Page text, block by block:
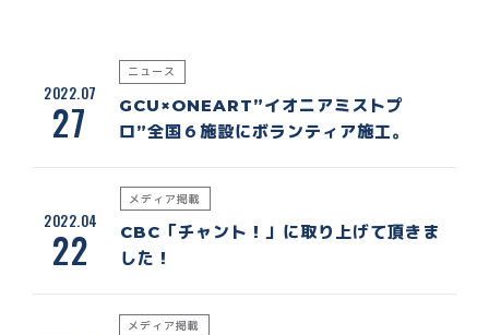
2022.07
27
ニュース
GCU×ONEART”イオニアミストプ
ロ”全国６施設にボランティア施工。
2022.04
22
メディア掲載
CBC「チャント！」に取り上げて頂きま
した！
メディア掲載